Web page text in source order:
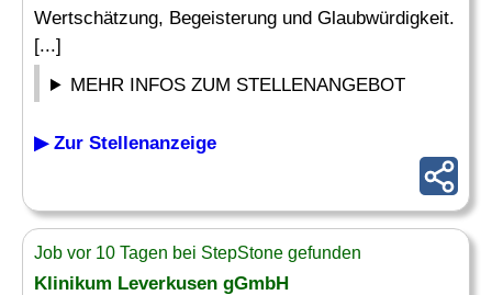
Wertschätzung, Begeisterung und Glaubwürdigkeit.
[...]
MEHR INFOS ZUM STELLENANGEBOT
▶ Zur Stellenanzeige
Job vor 10 Tagen bei StepStone gefunden
Klinikum Leverkusen gGmbH